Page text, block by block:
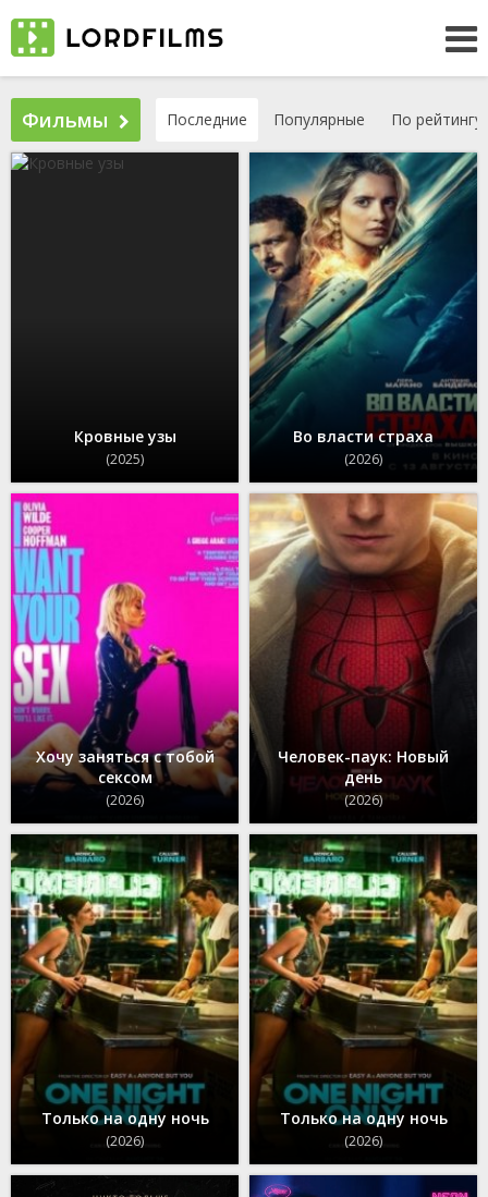
Фильмы Последние Популярные По рейтингу
Кровные узы
(2025)
Во власти страха
(2026)
Хочу заняться с тобой
сексом
(2026)
Человек-паук: Новый
день
(2026)
Только на одну ночь
(2026)
Только на одну ночь
(2026)